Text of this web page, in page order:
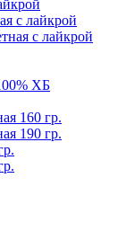
с лайкрой
с лайкрой
ХБ
160 гр.
190 гр.